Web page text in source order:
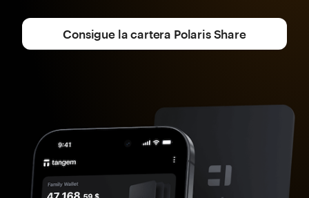
Consigue la cartera Polaris Share